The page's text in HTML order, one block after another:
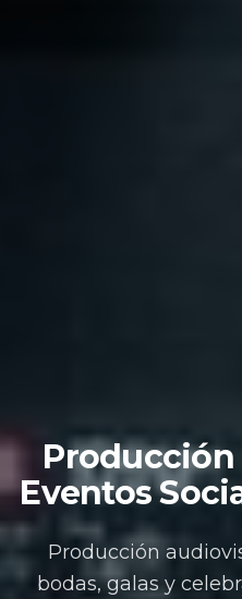
Eventos
Producción
bodas, galas y